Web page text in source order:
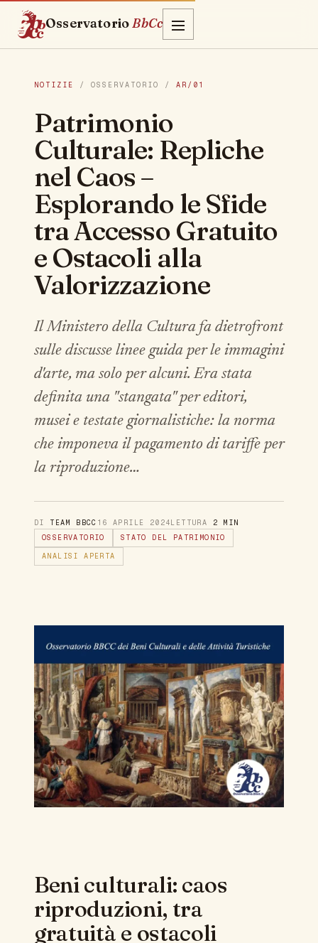
OsservatorioBbCc
NOTIZIE / OSSERVATORIO / AR/01
Patrimonio
Culturale: Repliche
nel Caos –
Esplorando le Sfide
tra Accesso Gratuito
e Ostacoli alla
Valorizzazione
Il Ministero della Cultura fa dietrofront
sulle discusse linee guida per le immagini
d'arte, ma solo per alcuni. Era stata
definita una "stangata" per editori,
musei e testate giornalistiche: la norma
che imponeva il pagamento di tariffe per
la riproduzione…
DI TEAM BBCC 16 APRILE 2024LETTURA
2 MIN
OSSERVATORIO
STATO DEL PATRIMONIO
ANALISI APERTA
Beni culturali: caos
riproduzioni, tra
gratuità e ostacoli